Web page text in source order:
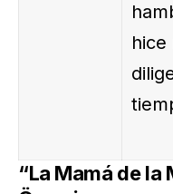
hice
“La Mamá de la